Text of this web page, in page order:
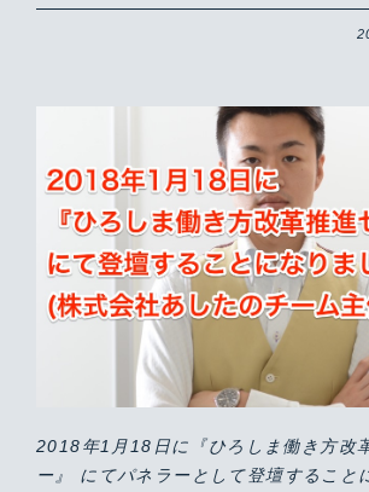
2018年1月18日に『ひろしま働き方改
ー』 にてパネラーとして登壇すること